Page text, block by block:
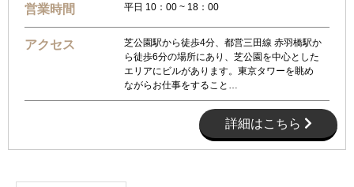
営業時間 平日 10：00 ~ 18：00
アクセス
芝公園駅から徒歩4分、都営三田線 赤羽橋駅か
ら徒歩6分の場所にあり、芝公園を中心とした
エリアにビルがあります。東京タワーを眺め
ながらお仕事をすること…
詳細はこちら